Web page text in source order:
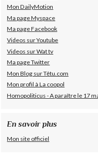
Mon DailyMotion
Ma page Myspace
Ma page Facebook
Videos sur Youtube
Videos sur Wat tv
Ma page Twitter
Mon Blog sur Têtu.com
Mon profil à La coopol
Homopoliticus - A paraître le 17
En savoir plus
Mon site officiel